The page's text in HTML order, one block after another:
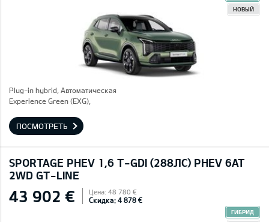
НОВЫЙ
Plug-in hybrid, Автоматическая
Experience Green (EXG),
ПОСМОТРЕТЬ
SPORTAGE PHEV 1,6 T-GDI (288ЛС) PHEV 6AT
2WD GT-LINE
43 902 € Цена: 48 780 €
Скидка: 4 878 €
ГИБРИД